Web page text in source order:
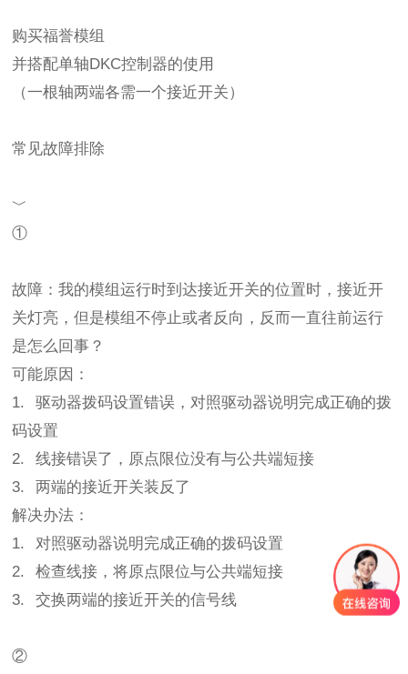
购买福誉模组
并搭配单轴DKC控制器的使用
（一根轴两端各需一个接近开关）
常见故障排除
﹀
①
故障：我的模组运行时到达接近开关的位置时，接近开
关灯亮，但是模组不停止或者反向，反而一直往前运行
是怎么回事？
可能原因：
1. 驱动器拨码设置错误，对照驱动器说明完成正确的拨
码设置
2. 线接错误了，原点限位没有与公共端短接
3. 两端的接近开关装反了
解决办法：
1. 对照驱动器说明完成正确的拨码设置
2. 检查线接，将原点限位与公共端短接
3. 交换两端的接近开关的信号线
②